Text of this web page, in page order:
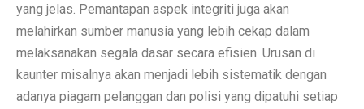
yang jelas. Pemantapan aspek integriti juga akan
melahirkan sumber manusia yang lebih cekap dalam
melaksanakan segala dasar secara efisien. Urusan di
kaunter misalnya akan menjadi lebih sistematik dengan
adanya piagam pelanggan dan polisi yang dipatuhi setiap